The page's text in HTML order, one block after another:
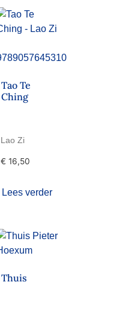
Tao Te
Ching
Lao Zi
€ 16,50
Lees verder
Thuis